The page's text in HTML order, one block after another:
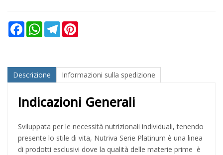
FacebookWhatsAppTelegram
Descrizione Informazioni sulla spedizione
Indicazioni Generali
Sviluppata per le necessità nutrizionali individuali, tenendo
presente lo stile di vita, Nutriva Serie Platinum è una linea
di prodotti esclusivi dove la qualità delle materie prime è